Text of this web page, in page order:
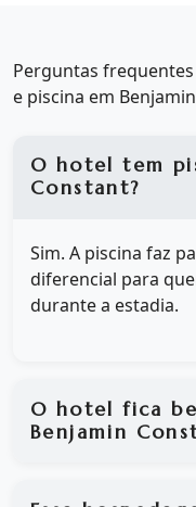
Perguntas
e piscina em
O hotel tem
Constant?
Sim. A piscina faz
diferencial para
durante a estadia.
O hotel fica
Benjamin